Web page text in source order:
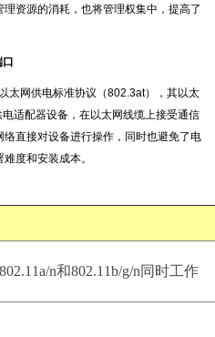
资源的消耗，也将管理权集中，提高了
太网供电标准协议（802.3at），其以太
适配器设备，在以太网线缆上接受通信
直接对设备进行操作，同时也避免了电
度和安装成本。
802.11a/n和802.11b/g/n同时工作